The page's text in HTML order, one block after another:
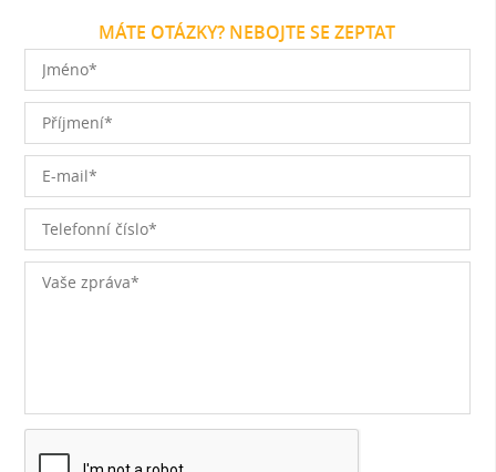
MÁTE OTÁZKY? NEBOJTE SE ZEPTAT